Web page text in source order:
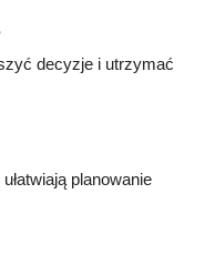
decyzje i utrzymać
planowanie